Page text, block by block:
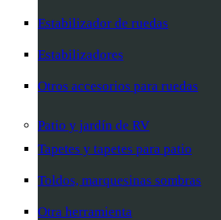
Estabilizador de ruedas
Estabilizadores
Otros accesorios para ruedas
Patio y jardín de RV
Tapetes y tapetes para patio
Toldos, marquesinas sombras
Otra herramienta